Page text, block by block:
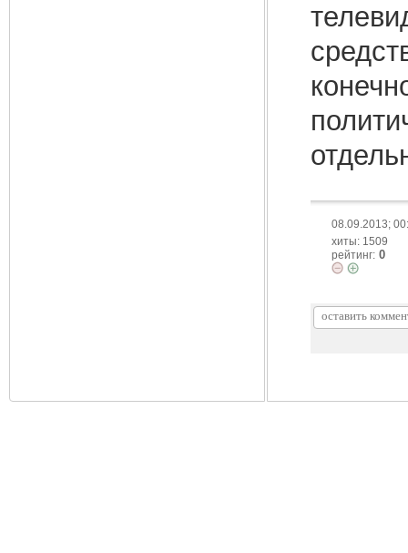
08.09.2013;
хиты: 1509
рейтинг: 0